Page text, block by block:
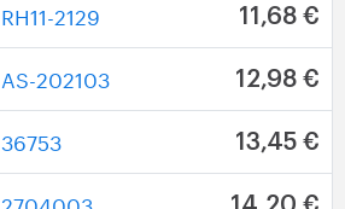
RH11-2129 11,68 €
AS-202103 12,98 €
36753 13,45 €